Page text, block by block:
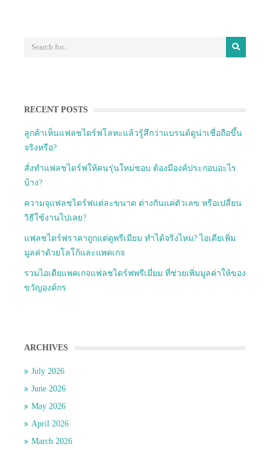
RECENT POSTS
ลูกค้าเห็นแฟลชไดร์ฟโลหะแล้วรู้สึกว่าแบรนด์ดูน่าเชื่อถือขึ้น
จริงหรือ?
สั่งทำแฟลชไดร์ฟให้คนรุ่นใหม่ชอบ ต้องมีองค์ประกอบอะไร
บ้าง?
ความจุแฟลชไดร์ฟแต่ละขนาด ต่างกันแค่ตัวเลข หรือเปลี่ยน
วิธีใช้งานไปเลย?
แฟลชไดร์ฟราคาถูกแต่ดูพรีเมียม ทำได้จริงไหม? ไอเดียเพิ่ม
มูลค่าด้วยโลโก้และแพคเกจ
รวมไอเดียแพคเกจแฟลชไดร์ฟพรีเมี่ยม ที่ช่วยเพิ่มมูลค่าให้ของ
ขวัญองค์กร
ARCHIVES
July 2026
June 2026
May 2026
April 2026
March 2026